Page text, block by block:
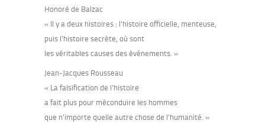
Honoré de Balzac
« Il y a deux histoires : l’histoire officielle, menteuse,
puis l’histoire secrète, où sont
les véritables causes des événements. »
Jean-Jacques Rousseau
« La falsification de l’histoire
a fait plus pour méconduire les hommes
que n’importe quelle autre chose de l’humanité. »